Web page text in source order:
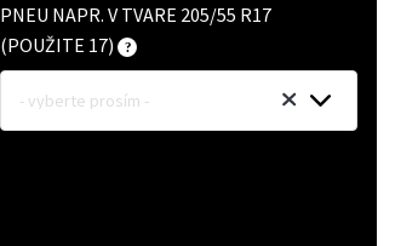
PNEU NAPR. V TVARE 205/55 R17
(POUŽITE 17)
- vyberte prosím -